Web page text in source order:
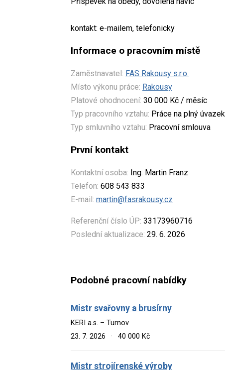
kontakt: e-mailem, telefonicky
Informace o pracovním místě
Zaměstnavatel: FAS Rakousy s.r.o.
Místo výkonu práce: Rakousy
Platové ohodnocení: 30 000 Kč / měsíc
Typ pracovního vztahu: Práce na plný úvazek
Typ smluvního vztahu: Pracovní smlouva
První kontakt
Kontaktní osoba: Ing. Martin Franz
Telefon: 608 543 833
E-mail: martin@fasrakousy.cz
Referenční číslo ÚP: 33173960716
Poslední aktualizace: 29. 6. 2026
Podobné pracovní nabídky
Mistr svařovny a brusírny
KERI a.s. – Turnov
23. 7. 2026
· 40 000 Kč
Mistr strojírenské výroby